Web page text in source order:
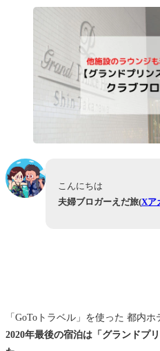
こんにちは
夫婦ブロガーえだ旅(Xア
「GoToトラベル」を使った 都内ホ
2020年最後の宿泊は「グランドプ